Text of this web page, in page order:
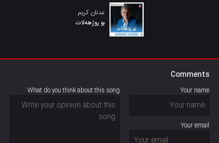
عدنان کریم
بو روژهەلات
Comments
Your name
Your email
What do you think about this song